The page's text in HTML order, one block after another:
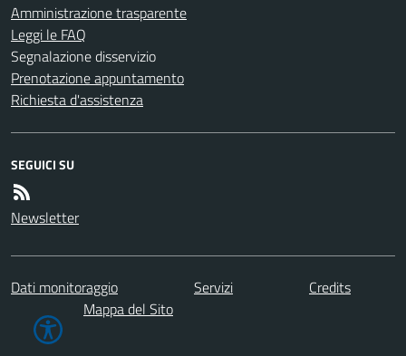
Amministrazione trasparente
Leggi le FAQ
Segnalazione disservizio
Prenotazione appuntamento
Richiesta d'assistenza
SEGUICI SU
Newsletter
Dati monitoraggio Servizi
Credits
Mappa del Sito